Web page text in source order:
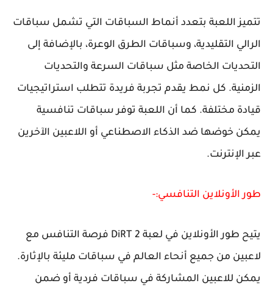
تتميز اللعبة بتعدد أنماط السباقات التي تشمل سباقات
الرالي التقليدية، وسباقات الطرق الوعرة، بالإضافة إلى
التحديات الخاصة مثل سباقات السرعة والتحديات
الزمنية. كل نمط يقدم تجربة فريدة تتطلب استراتيجيات
قيادة مختلفة. كما أن اللعبة توفر سباقات تنافسية
يمكن خوضها ضد الذكاء الاصطناعي أو اللاعبين الآخرين
عبر الإنترنت.
طور الأونلاين التنافسي:-
يتيح طور الأونلاين في لعبة DiRT 2 فرصة التنافس مع
لاعبين من جميع أنحاء العالم في سباقات مليئة بالإثارة.
يمكن للاعبين المشاركة في سباقات فردية أو ضمن